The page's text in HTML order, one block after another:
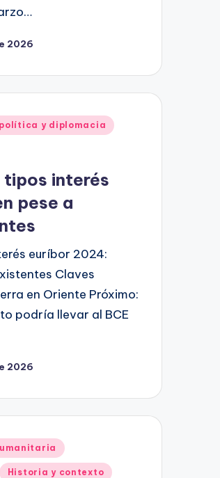
2026
y diplomacia
interés
pese a
euríbor 2024:
Claves
en Oriente Próximo:
podría llevar al BCE
2026
Historia y contexto